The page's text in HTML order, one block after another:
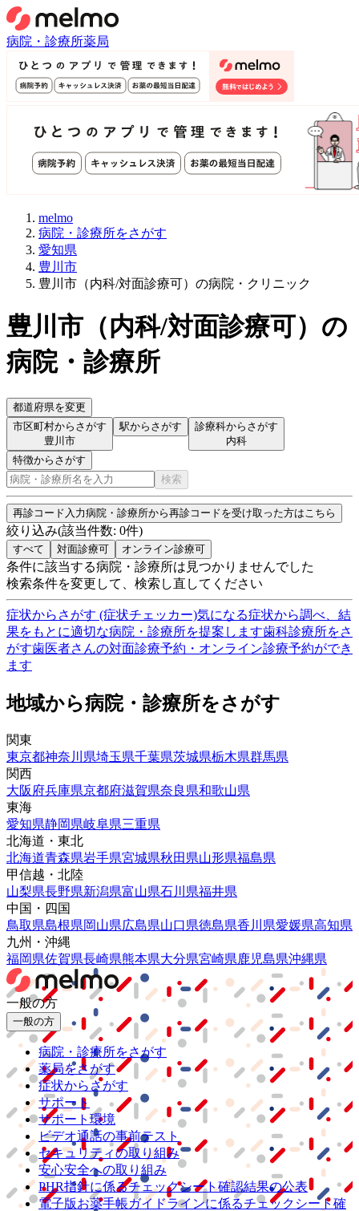
病院・診療所薬局
melmo
病院・診療所をさがす
愛知県
豊川市
豊川市（内科/対面診療可）の病院・クリニック
豊川市 （内科/対面診療可） の
病院・診療所
都道府県を変更
市区町村からさがす
豊川市
駅からさがす
診療科からさがす
内科
特徴からさがす
検索
再診コード入力病院・診療所から再診コードを受け取った方はこちら
絞り込み(該当件数: 0件)
すべて 対面診療可 オンライン診療可
条件に該当する病院・診療所は見つかりませんでした
検索条件を変更して、検索し直してください
症状からさがす (症状チェッカー)気になる症状から調べ、結
果をもとに適切な病院・診療所を提案します歯科診療所をさ
がす歯医者さんの対面診療予約・オンライン診療予約ができ
ます
地域から病院・診療所をさがす
関東
東京都神奈川県埼玉県千葉県茨城県栃木県群馬県
関西
大阪府兵庫県京都府滋賀県奈良県和歌山県
東海
愛知県静岡県岐阜県三重県
北海道・東北
北海道青森県岩手県宮城県秋田県山形県福島県
甲信越・北陸
山梨県長野県新潟県富山県石川県福井県
中国・四国
鳥取県島根県岡山県広島県山口県徳島県香川県愛媛県高知県
九州・沖縄
福岡県佐賀県長崎県熊本県大分県宮崎県鹿児島県沖縄県
一般の方
一般の方
病院・診療所をさがす
薬局をさがす
症状からさがす
サポート
サポート環境
ビデオ通話の事前テスト
セキュリティの取り組み
安心安全への取り組み
PHR指針に係るチェックシート確認結果の公表
電子版お薬手帳ガイドラインに係るチェックシート確